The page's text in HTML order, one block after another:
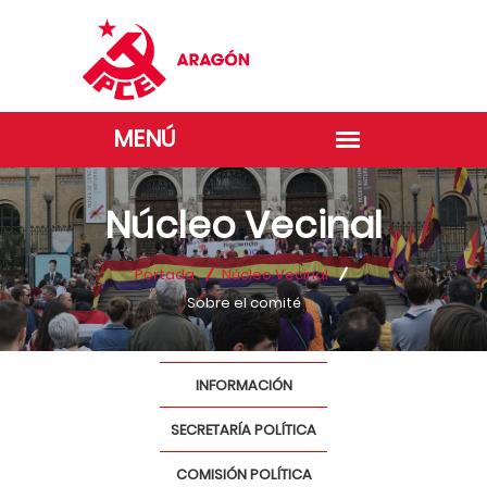
Núcleo Vecinal
Portada
Núcleo Vecinal
Sobre el comité
INFORMACIÓN
SECRETARÍA POLÍTICA
COMISIÓN POLÍTICA